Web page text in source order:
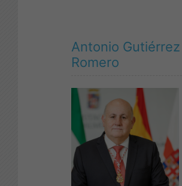
Antonio Gutiérrez
Romero